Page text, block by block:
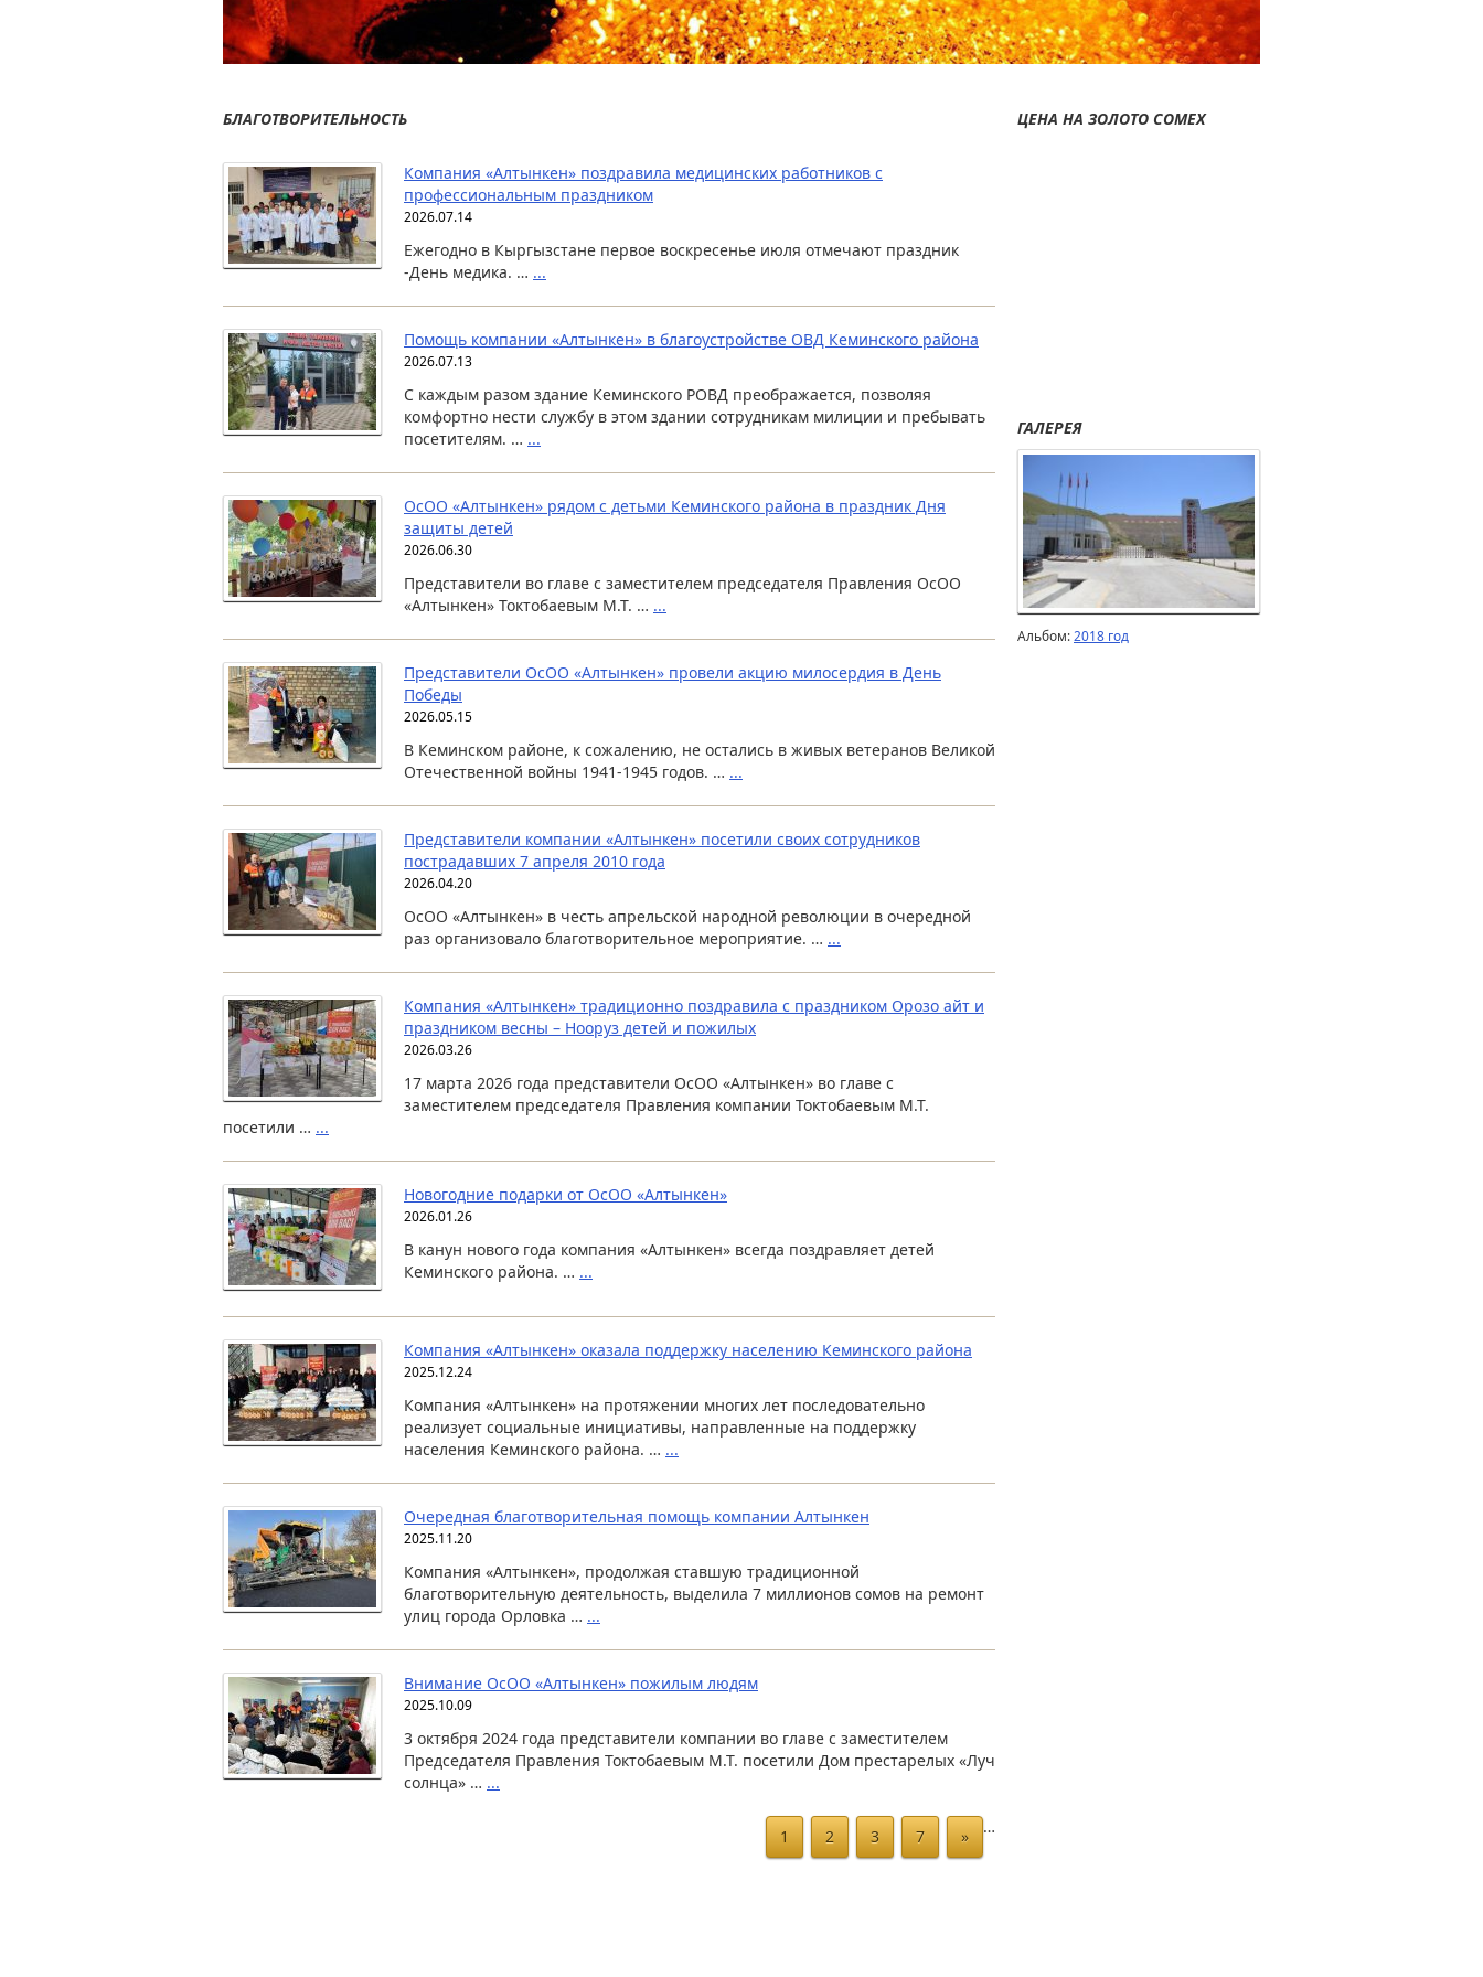
БЛАГОТВОРИТЕЛЬНОСТЬ
Компания «Алтынкен» поздравила медицинских работников с
профессиональным праздником
2026.07.14
Ежегодно в Кыргызстане первое воскресенье июля отмечают праздник
-День медика. … ...
Помощь компании «Алтынкен» в благоустройстве ОВД Кеминского района
2026.07.13
С каждым разом здание Кеминского РОВД преображается, позволяя
комфортно нести службу в этом здании сотрудникам милиции и пребывать
посетителям. … ...
ОсОО «Алтынкен» рядом с детьми Кеминского района в праздник Дня
защиты детей
2026.06.30
Представители во главе с заместителем председателя Правления ОсОО
«Алтынкен» Токтобаевым М.Т. … ...
Представители ОсОО «Алтынкен» провели акцию милосердия в День
Победы
2026.05.15
В Кеминском районе, к сожалению, не остались в живых ветеранов Великой
Отечественной войны 1941-1945 годов. … ...
Представители компании «Алтынкен» посетили своих сотрудников
пострадавших 7 апреля 2010 года
2026.04.20
ОсОО «Алтынкен» в честь апрельской народной революции в очередной
раз организовало благотворительное мероприятие. … ...
Компания «Алтынкен» традиционно поздравила с праздником Орозо айт и
праздником весны – Нооруз детей и пожилых
2026.03.26
17 марта 2026 года представители ОсОО «Алтынкен» во главе с
заместителем председателя Правления компании Токтобаевым М.Т.
посетили … ...
Новогодние подарки от ОсОО «Алтынкен»
2026.01.26
В канун нового года компания «Алтынкен» всегда поздравляет детей
Кеминского района. … ...
Компания «Алтынкен» оказала поддержку населению Кеминского района
2025.12.24
Компания «Алтынкен» на протяжении многих лет последовательно
реализует социальные инициативы, направленные на поддержку
населения Кеминского района. … ...
Очередная благотворительная помощь компании Алтынкен
2025.11.20
Компания «Алтынкен», продолжая ставшую традиционной
благотворительную деятельность, выделила 7 миллионов сомов на ремонт
улиц города Орловка … ...
Внимание ОсОО «Алтынкен» пожилым людям
2025.10.09
3 октября 2024 года представители компании во главе с заместителем
Председателя Правления Токтобаевым М.Т. посетили Дом престарелых «Луч
солнца» … ...
1 2 3 …
7 »
ЦЕНА НА ЗОЛОТО COMEX
ГАЛЕРЕЯ
Альбом:2018 год